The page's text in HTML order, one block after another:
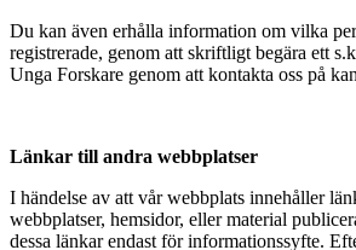
Du kan även erhålla information om vilka
registrerade, genom att skriftligt begära ett
Unga Forskare genom att kontakta oss på
Länkar till andra webbplatser
I händelse av att vår webbplats innehåller
webbplatser, hemsidor, eller material
dessa länkar endast för informationssyfte.